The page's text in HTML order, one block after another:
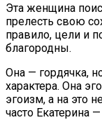
Эта женщина
прелесть свою
правило, цели и
благородны.
Она — гордячка,
характера. Она
эгоизм, а на это
часто Екатерина